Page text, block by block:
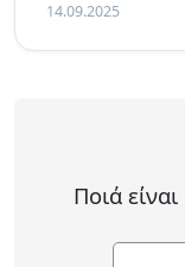
14.09.2025
Ποιά